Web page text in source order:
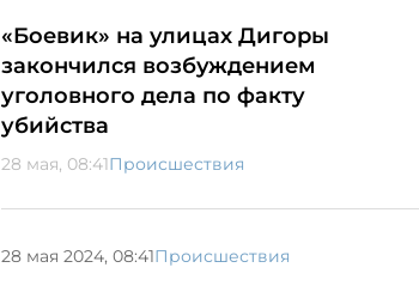
«Боевик» на улицах Дигоры
закончился возбуждением
уголовного дела по факту
убийства
28 мая, 08:41Происшествия
28 мая 2024, 08:41Происшествия